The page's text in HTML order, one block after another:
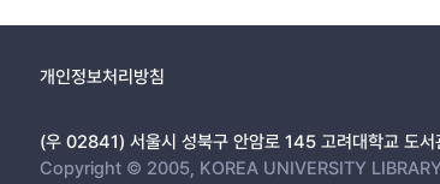
개인정보처리방침
(우 02841) 서울시 성북구 안암로 145 고려대학교 도서
Copyright © 2005, KOREA UNIVERSITY